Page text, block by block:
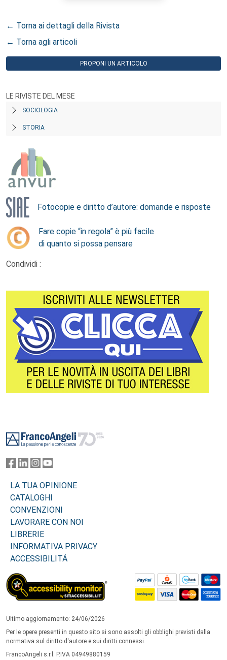
← Torna ai dettagli della Rivista
← Torna agli articoli
PROPONI UN ARTICOLO
LE RIVISTE DEL MESE
SOCIOLOGIA
STORIA
Fotocopie e diritto d’autore: domande e risposte
Fare copie “in regola” è più facile
di quanto si possa pensare
Condividi :
LA TUA OPINIONE
CATALOGHI
CONVENZIONI
LAVORARE CON NOI
LIBRERIE
INFORMATIVA PRIVACY
ACCESSIBILITÁ
Ultimo aggiornamento: 24/06/2026
Per le opere presenti in questo sito si sono assolti gli obblighi previsti dalla
normativa sul diritto d'autore e sui diritti connessi.
FrancoAngeli s.r.l. P.IVA 04949880159